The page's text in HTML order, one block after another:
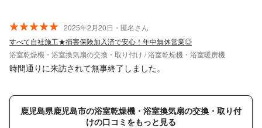
2025年2月20日・匿名さん
すべて自社施工★損害保険加入済で安心！年中無休営業◎
浴室乾燥機・浴室換気扇の交換・取り付け / 浴室乾燥機・浴室暖房機
時間通りに来訪されて無事終了しました。
鹿児島県鹿児島市の浴室乾燥機・浴室換気扇の交換・取り付
けの口コミをもっと見る